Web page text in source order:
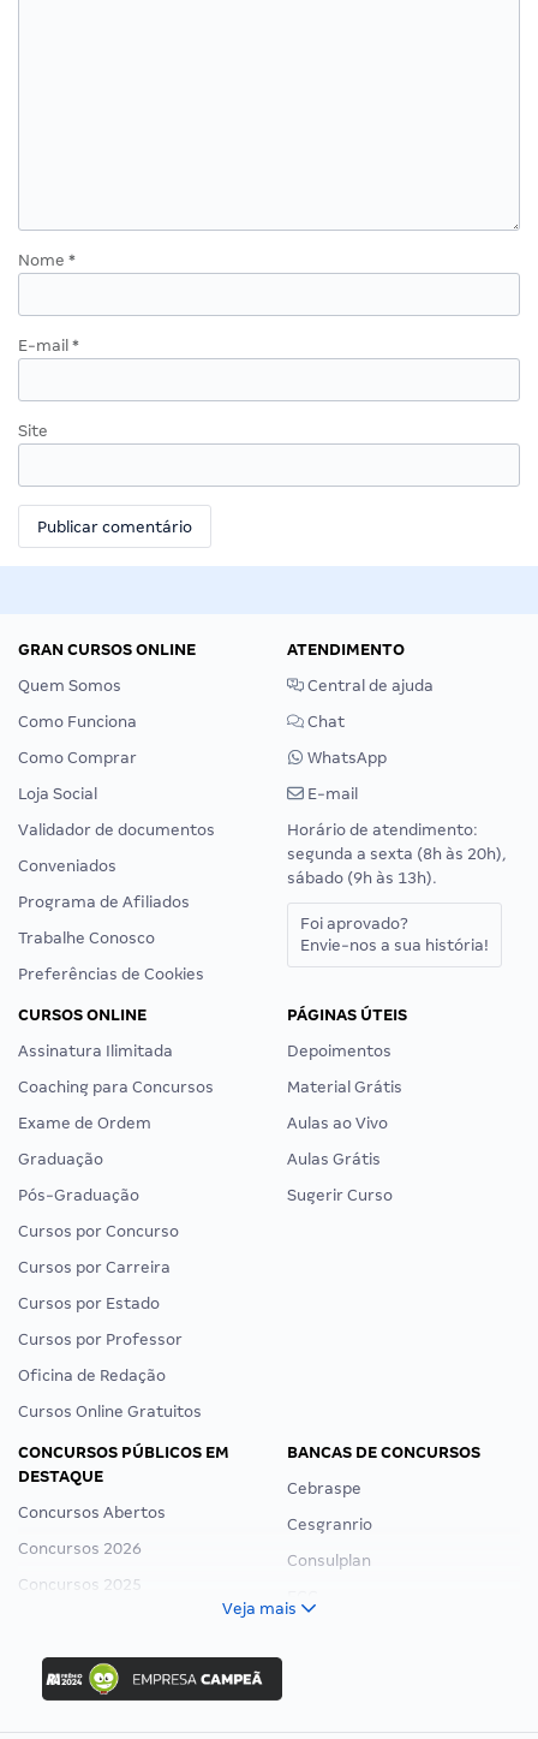
Nome *
E-mail *
Site
GRAN CURSOS ONLINE
Quem Somos
Como Funciona
Como Comprar
Loja Social
Validador de documentos
Conveniados
Programa de Afiliados
Trabalhe Conosco
Preferências de Cookies
ATENDIMENTO
Central de ajuda
Chat
WhatsApp
E-mail
Horário de atendimento:
segunda a sexta (8h às 20h),
sábado (9h às 13h).
Foi aprovado?
Envie-nos a sua história!
CURSOS ONLINE
Assinatura Ilimitada
Coaching para Concursos
Exame de Ordem
Graduação
Pós-Graduação
Cursos por Concurso
Cursos por Carreira
Cursos por Estado
Cursos por Professor
Oficina de Redação
Cursos Online Gratuitos
PÁGINAS ÚTEIS
Depoimentos
Material Grátis
Aulas ao Vivo
Aulas Grátis
Sugerir Curso
CONCURSOS PÚBLICOS EM
DESTAQUE
Concursos Abertos
Concursos 2026
Concursos 2025
Concurso Ibama
Concurso MPU
Editais publicados
BANCAS DE CONCURSOS
Cebraspe
Cesgranrio
Consulplan
Veja mais